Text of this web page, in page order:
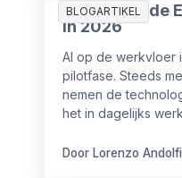
BLOGARTIKEL
AI in HR op de
in 2026
AI op de werkvloer
pilotfase. Steeds
nemen de
het in dagelijks
dat het ook iets
Door Lorenzo Andolfi